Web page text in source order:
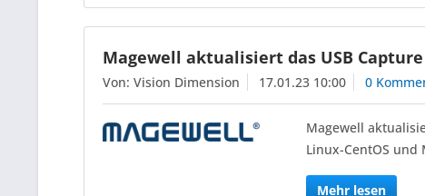
Magewell aktualisiert das USB
Von: Vision Dimension 17.01.23 10:00 0
Magewell
Linux-CentOS und
Mehr lesen